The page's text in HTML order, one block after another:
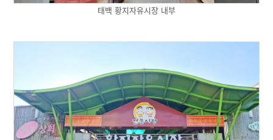
태백 황지자유시장 내부